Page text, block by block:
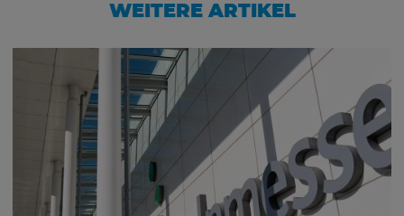
WEITERE ARTIKEL